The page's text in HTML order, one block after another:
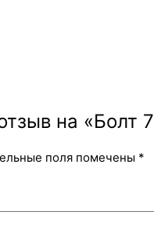
на
поля помечены *